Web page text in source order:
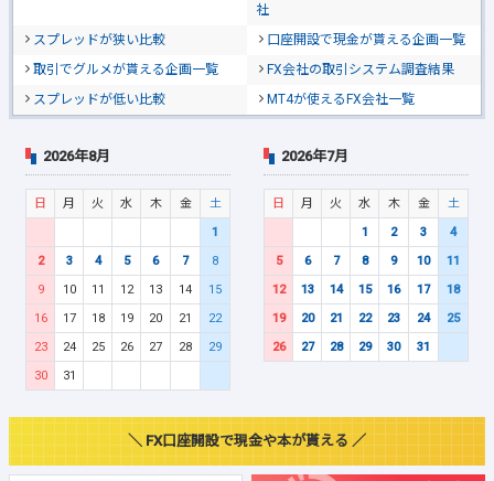
社
スプレッドが狭い比較
口座開設で現金が貰える企画一覧
取引でグルメが貰える企画一覧
FX会社の取引システム調査結果
スプレッドが低い比較
MT4が使えるFX会社一覧
2026年8月
日 月 火 水 木 金
土
1
2
3 4 5 6 7
8
9
10 11 12 13 14
15
16
17 18 19 20 21
22
23
24 25 26 27 28
29
30
31
2026年7月
日 月 火 水 木 金
土
1
2 3
4
5
6 7 8 9 10
11
12
13 14 15 16 17
18
19
20 21 22 23 24
25
26
27 28 29 30 31
＼ FX口座開設で現金や本が貰える ／